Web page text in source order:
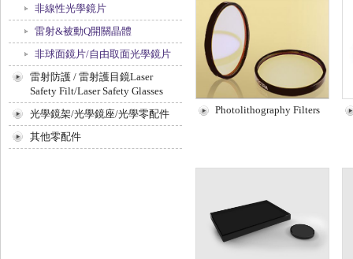
Photolithography Filters
非線性光學鏡片
雷射&被動Q開關晶體
非球面鏡片/自由取面光學鏡片
雷射防護 / 雷射護目鏡Laser
Safety Filt/Laser Safety Glasses
光學鏡架/光學鏡座/光學零配件
其他零配件